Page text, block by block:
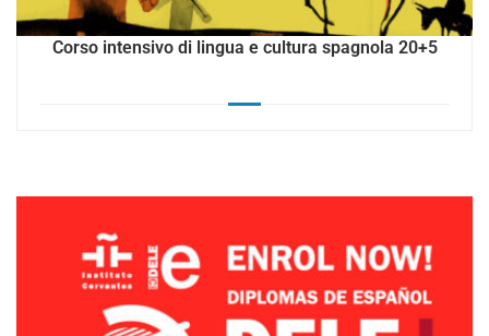
Corso intensivo di lingua e cultura spagnola 20+5